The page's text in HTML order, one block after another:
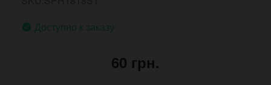
Доступно к заказу
60 грн.